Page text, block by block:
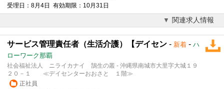
受理日：8月4日 有効期限：10月31日
関連求人情報
サービス管理責任者（生活介護）【デイセン - 新着 - ハ
ローワーク那覇
社会福祉法人 ニライカナイ 鵠生の叢 - 沖縄県南城市大里字大城１９
２０－１ ≪デイセンターおおさと １階≫
正社員